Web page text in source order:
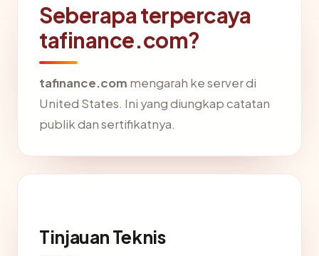
Seberapa terpercaya
tafinance.com?
tafinance.com mengarah ke server di
United States. Ini yang diungkap catatan
publik dan sertifikatnya.
Tinjauan Teknis